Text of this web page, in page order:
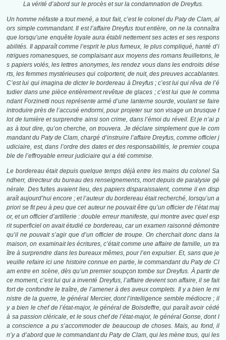
La vérité d’abord sur le procès et sur la condamnation de Dreyfus.
Un homme néfaste a tout mené, a tout fait, c’est le colonel du Paty de Clam, al
ors simple commandant. Il est l’affaire Dreyfus tout entière, on ne la connaîtra
que lorsqu’une enquête loyale aura établi nettement ses actes et ses respons
abilités. Il apparaît comme l’esprit le plus fumeux, le plus compliqué, hanté d’i
ntrigues romanesques, se complaisant aux moyens des romans feuilletons, le
s papiers volés, les lettres anonymes, les rendez vous dans les endroits dése
rts, les femmes mystérieuses qui colportent, de nuit, des preuves accablantes.
C’est lui qui imagina de dicter le bordereau à Dreyfus ; c’est lui qui rêva de l’é
tudier dans une pièce entièrement revêtue de glaces ; c’est lui que le comma
ndant Forzinetti nous représente armé d’une lanterne sourde, voulant se faire
introduire près de l’accusé endormi, pour projeter sur son visage un brusque f
lot de lumière et surprendre ainsi son crime, dans l’émoi du réveil. Et je n’ai p
as à tout dire, qu’on cherche, on trouvera. Je déclare simplement que le com
mandant du Paty de Clam, chargé d’instruire l’affaire Dreyfus, comme officier j
udiciaire, est, dans l’ordre des dates et des responsabilités, le premier coupa
ble de l’effroyable erreur judiciaire qui a été commise.
Le bordereau était depuis quelque temps déjà entre les mains du colonel Sa
ndherr, directeur du bureau des renseignements, mort depuis de paralysie gé
nérale. Desfuites avaient lieu, des papiers disparaissaient, comme il en disp
araît aujourd’hui encore ; et l’auteur du bordereau était recherché, lorsqu’un a
priori se fit peu à peu que cet auteur ne pouvait être qu’un officier de l’état maj
or, et un officier d’artillerie : double erreur manifeste, qui montre avec quel esp
rit superficiel on avait étudié ce bordereau, car un examen raisonné démontre
qu’il ne pouvait s’agir que d’un officier de troupe. On cherchait donc dans la
maison, on examinait les écritures, c’était comme une affaire de famille, un tra
ître à surprendre dans les bureaux mêmes, pour l’en expulser. Et, sans que je
veuille refaire ici une histoire connue en partie, le commandant du Paty de Cl
am entre en scène, dès qu’un premier soupçon tombe sur Dreyfus. À partir de
ce moment, c’est lui qui a inventé Dreyfus, l’affaire devient son affaire, il se fait
fort de confondre le traître, de l’amener à des aveux complets. Il y a bien le mi
nistre de la guerre, le général Mercier, dont l’intelligence semble médiocre ; il
y a bien le chef de l’état-major, le général de Boisdeffre, qui paraît avoir cédé
à sa passion cléricale, et le sous chef de l’état-major, le général Gonse, dont l
a conscience a pu s’accommoder de beaucoup de choses. Mais, au fond, il
n’y a d’abord que le commandant du Paty de Clam, qui les mène tous, qui les